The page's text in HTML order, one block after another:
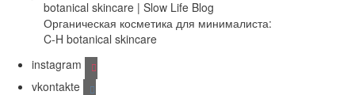
Органическая косметика для минималиста:
C-H botanical skincare
instagram
vkontakte